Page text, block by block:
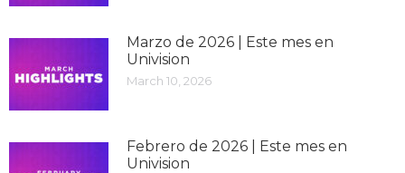
Marzo de 2026 | Este mes en
Univision
March 10, 2026
Febrero de 2026 | Este mes en
Univision